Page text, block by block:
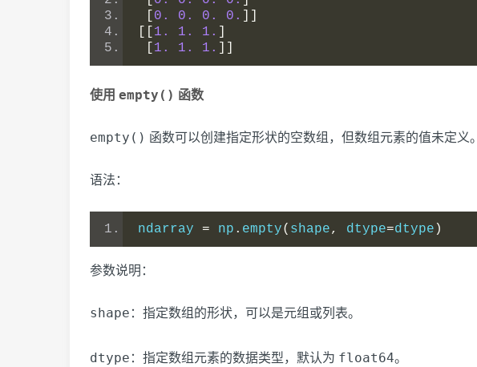
0. 0. 0. 0.
1. 1. 1.
1. 1. 1.
使用 empty() 函数
empty() 函数可以创建指定形状的空数组，但数组元素的值未定义。
语法：
ndarray = np . empty( shape, dtype=dtype )
参数说明：
shape ：指定数组的形状，可以是元组或列表。
dtype ：指定数组元素的数据类型，默认为 float64。